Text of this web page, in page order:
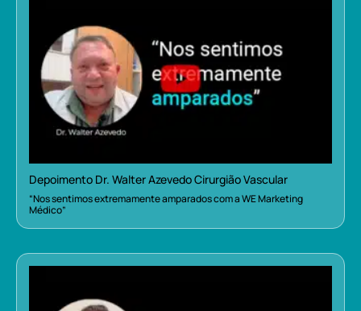
Depoimento Dr. Walter Azevedo Cirurgião Vascular
“Nos sentimos extremamente amparados com a WE Marketing
Médico”